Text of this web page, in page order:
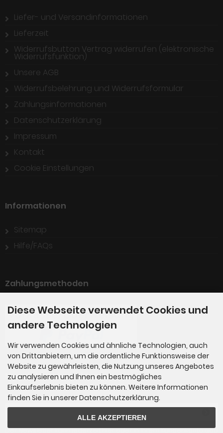
Liefer- und Versandinformationen
Lieferzeit
Widerrufsbutton Vertrag widerrufen (elektronische
Widerrufsfunktion)
Unsere AGB
Widerrufsbelehrung und Widerrufsformular
Zahlungsinformationen
Datenschutzerklärung
Impressum
Kontakt
Cookie Einstellungen
Informationen
Sitemap
Hilfe/FAQs
Zahlungsmethoden
Newsletter-Anmeldung
E-Mail-Adresse:
Der Newsletter kann jederzeit hier oder in Ihrem Kundenkonto abb
Diese Webseite verwendet Cookies und
andere Technologien
Wir verwenden Cookies und ähnliche Technologien, auch
von Drittanbietern, um die ordentliche Funktionsweise der
Website zu gewährleisten, die Nutzung unseres Angebotes
zu analysieren und Ihnen ein bestmögliches
Einkaufserlebnis bieten zu können. Weitere Informationen
finden Sie in unserer Datenschutzerklärung.
ALLE AKZEPTIEREN